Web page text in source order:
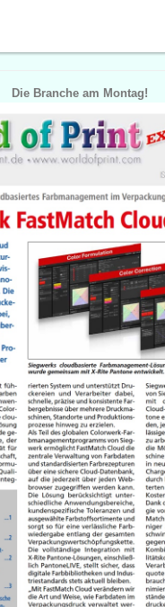
Die Branche am Montag!